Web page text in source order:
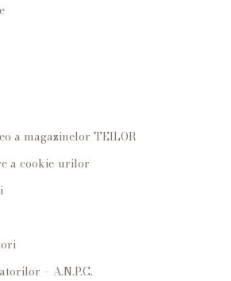
a magazinelor TEILOR
a cookie-urilor
– A.N.P.C.